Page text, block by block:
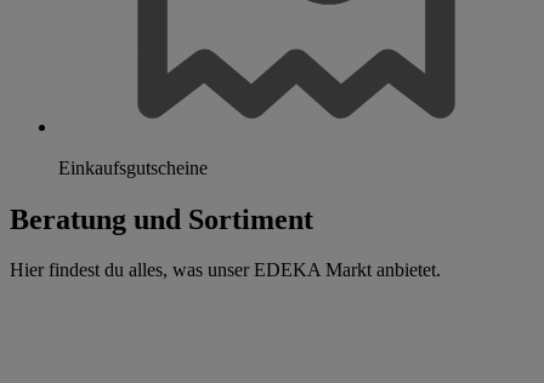
Einkaufsgutscheine
Beratung und Sortiment
Hier findest du alles, was unser EDEKA Markt anbietet.